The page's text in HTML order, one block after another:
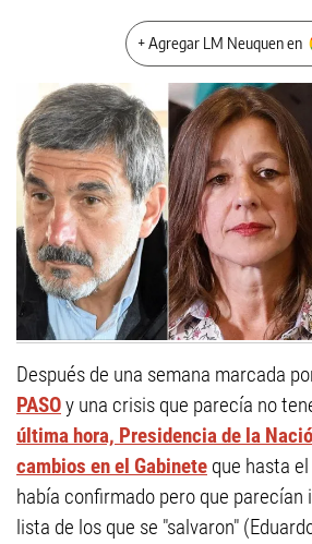
+ Agregar LM Neuquen en
Después de una semana marcada
PASOy una crisis que parecía no
última hora, Presidencia de la
cambios en el Gabinete que hasta
había confirmado pero que parecían
lista de los que se "salvaron"